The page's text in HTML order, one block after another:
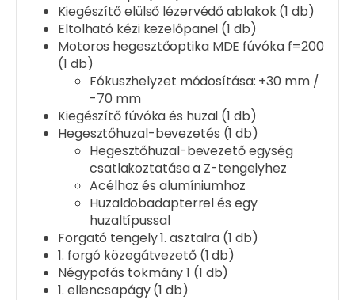
Kiegészítő elülső lézervédő ablakok (1 db)
Eltolható kézi kezelőpanel (1 db)
Motoros hegesztőoptika MDE fúvóka f=200
(1 db)
Fókuszhelyzet módosítása: +30 mm /
-70 mm
Kiegészítő fúvóka és huzal (1 db)
Hegesztőhuzal-bevezetés (1 db)
Hegesztőhuzal-bevezető egység
csatlakoztatása a Z-tengelyhez
Acélhoz és alumíniumhoz
Huzaldobadapterrel és egy
huzaltípussal
Forgató tengely 1. asztalra (1 db)
1. forgó közegátvezető (1 db)
Négypofás tokmány 1 (1 db)
1. ellencsapágy (1 db)